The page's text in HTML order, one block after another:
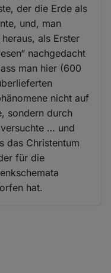
der die Erde als
und, man
als Erster
nachgedacht
man hier (600
nicht auf
sondern durch
… und
das Christentum
für die
hat.